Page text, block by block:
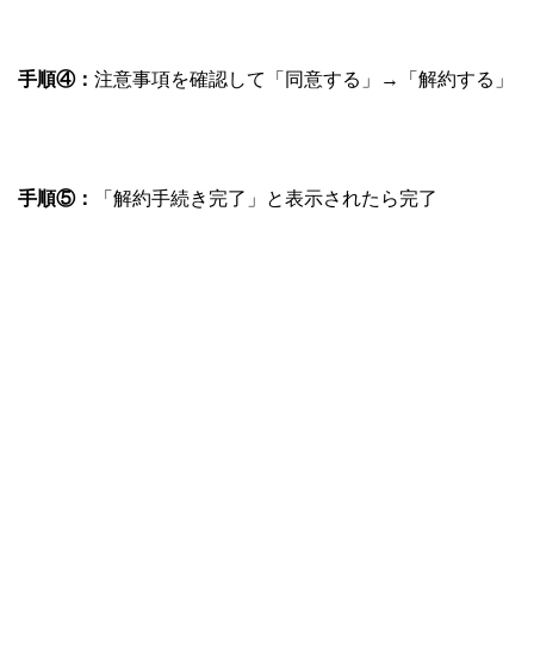
手順④： 注意事項を確認して「同意する」→「解約する」
手順⑤： 「解約手続き完了」と表示されたら完了